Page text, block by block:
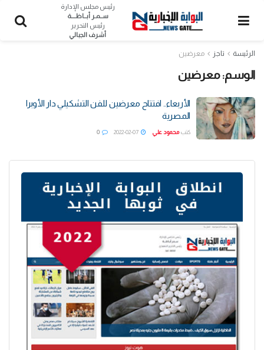
رئيس مجلس الإدارة
ســمـر أبــاظــــة
رئيس التحرير
أشرف الجبالي
الرئيسة تاجز معرضين
الوسم:معرضين
الأربعاء.. افتتاح معرضين للفن التشكيلي دار الأوبرا
المصرية
كتب محمود علي 0